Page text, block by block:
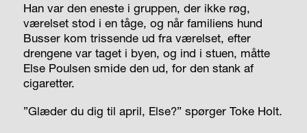
Han var den eneste i gruppen, der ikke røg,
værelset stod i en tåge, og når familiens hund
Busser kom trissende ud fra værelset, efter
drengene var taget i byen, og ind i stuen, måtte
Else Poulsen smide den ud, for den stank af
cigaretter.
”Glæder du dig til april, Else?” spørger Toke Holt.